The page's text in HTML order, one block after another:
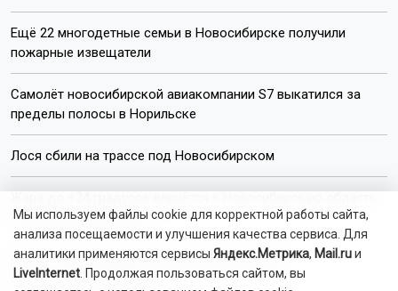
Ещё 22 многодетные семьи в Новосибирске получили
пожарные извещатели
Самолёт новосибирской авиакомпании S7 выкатился за
пределы полосы в Норильске
Лося сбили на трассе под Новосибирском
на следующей неделе
Семья с ребёнком пропала во время сплава
в Красноярском крае
Мы используем файлы cookie для корректной работы сайта,
анализа посещаемости и улучшения качества сервиса. Для
аналитики применяются сервисы Яндекс.Метрика, Mail.ruи
LiveInternet . Продолжая пользоваться сайтом, вы